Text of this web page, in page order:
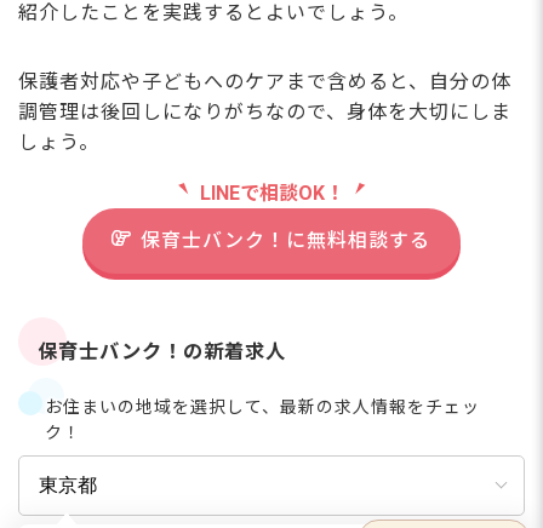
紹介したことを実践するとよいでしょう。
保護者対応や子どもへのケアまで含めると、自分の体
調管理は後回しになりがちなので、身体を大切にしま
しょう。
LINEで相談OK！
保育士バンク！に無料相談する
保育士バンク！の新着求人
お住まいの地域を選択して、最新の求人情報をチェッ
ク！